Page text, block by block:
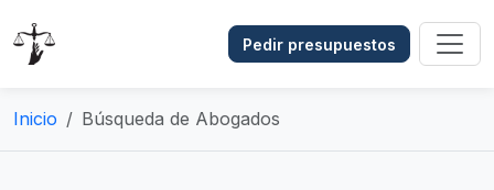
Pedir presupuestos
Inicio Búsqueda de Abogados